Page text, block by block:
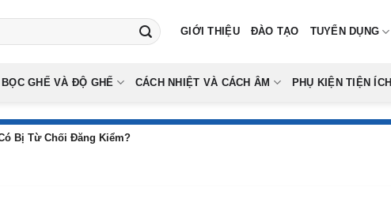
GIỚI THIỆU ĐÀO TẠO TUYỂN DỤNG
BỌC GHẾ VÀ ĐỘ GHẾ CÁCH NHIỆT VÀ CÁCH ÂM PHỤ KIỆN TIỆN ÍCH
Bị Từ Chối Đăng Kiểm?